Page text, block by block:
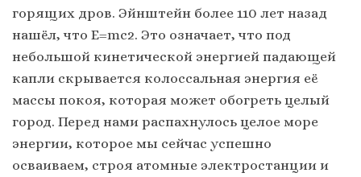
горящих дров. Эйнштейн более 110 лет назад
нашёл, что E=mc2. Это означает, что под
небольшой кинетической энергией падающей
капли скрывается колоссальная энергия её
массы покоя, которая может обогреть целый
город. Перед нами распахнулось целое море
энергии, которое мы сейчас успешно
осваиваем, строя атомные электростанции и